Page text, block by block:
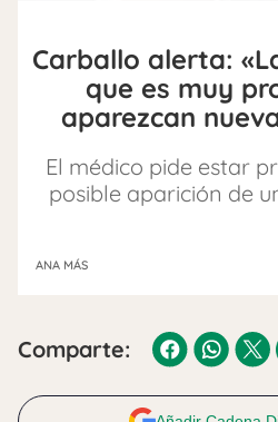
Carballo alerta:
que es muy
aparezcan
El médico pide estar
posible aparición de
ANA MÁS
Comparte: